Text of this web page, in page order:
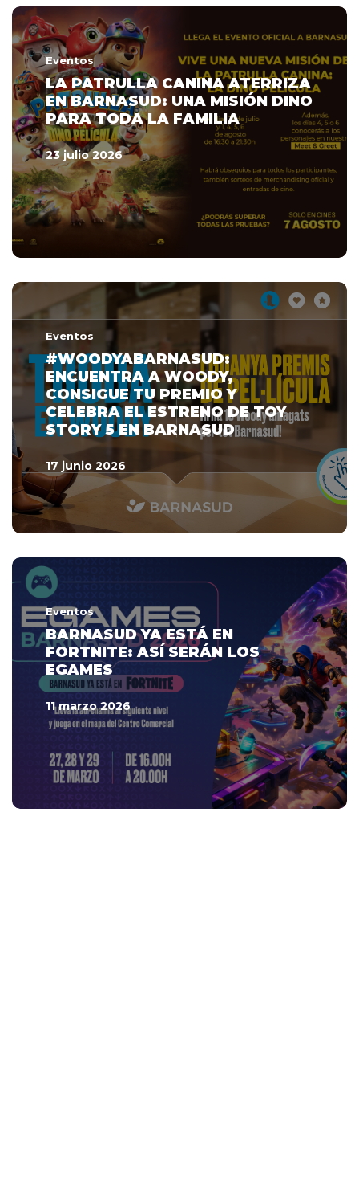
Eventos
LA PATRULLA CANINA ATERRIZA
EN BARNASUD: UNA MISIÓN DINO
PARA TODA LA FAMILIA
23 julio 2026
Eventos
#WOODYABARNASUD:
ENCUENTRA A WOODY,
CONSIGUE TU PREMIO Y
CELEBRA EL ESTRENO DE TOY
STORY 5 EN BARNASUD
17 junio 2026
Eventos
BARNASUD YA ESTÁ EN
FORTNITE: ASÍ SERÁN LOS
EGAMES
11 marzo 2026